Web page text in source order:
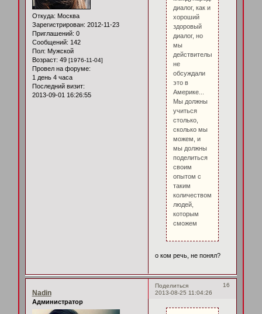
Откуда: Москва
Зарегистрирован: 2012-11-23
Приглашений: 0
Сообщений: 142
Пол: Мужской
Возраст: 49 [1976-11-04]
Провел на форуме:
1 день 4 часа
Последний визит:
2013-09-01 16:26:55
диалог, как и
хороший
здоровый
диалог, но
мы
действительно
не
обсуждали
это в
Америке...
Мы должны
учиться
столько,
сколько мы
можем, и
мы должны
поделиться
своим
опытом с
таким
количеством
людей,
которым
сможем
о ком речь, не понял?
Поделиться
16
2013-08-25 11:04:26
Nadin
Администратор